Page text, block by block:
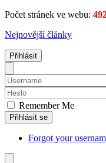
Počet stránek ve webu:
Nejnovější články
Přihlásit
Remember Me
Přihlásit se
Forgot your